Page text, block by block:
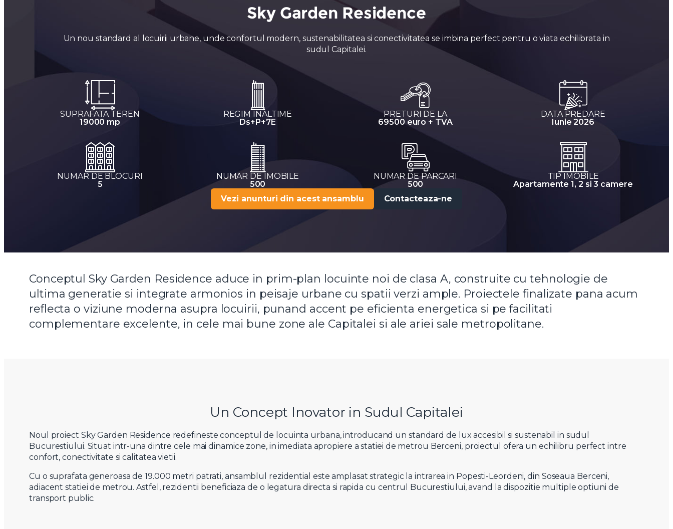
Sky Garden Residence
Un nou standard al locuirii urbane, unde confortul modern, sustenabilitatea si conectivitatea se imbina perfect pentru o viata echilibrata in
sudul Capitalei.
SUPRAFATA TEREN
19000 mp
REGIM INALTIME
Ds+P+7E
PRETURI DE LA
69500 euro + TVA
DATA PREDARE
Iunie 2026
NUMAR DE BLOCURI
5
NUMAR DE IMOBILE
500
NUMAR DE PARCARI
500
TIP IMOBILE
Apartamente 1, 2 si 3 camere
Vezi anunturi din acest ansamblu
Contacteaza-ne
Conceptul Sky Garden Residence aduce in prim-plan locuinte noi de clasa A, construite cu tehnologie de
ultima generatie si integrate armonios in peisaje urbane cu spatii verzi ample. Proiectele finalizate pana acum
reflecta o viziune moderna asupra locuirii, punand accent pe eficienta energetica si pe facilitati
complementare excelente, in cele mai bune zone ale Capitalei si ale ariei sale metropolitane.
Un Concept Inovator in Sudul Capitalei
Noul proiect Sky Garden Residence redefineste conceptul de locuinta urbana, introducand un standard de lux accesibil si sustenabil in sudul
Bucurestiului. Situat intr-una dintre cele mai dinamice zone, in imediata apropiere a statiei de metrou Berceni, proiectul ofera un echilibru perfect intre
confort, conectivitate si calitatea vietii.
Cu o suprafata generoasa de 19.000 metri patrati, ansamblul rezidential este amplasat strategic la intrarea in Popesti-Leordeni, din Soseaua Berceni,
adiacent statiei de metrou. Astfel, rezidentii beneficiaza de o legatura directa si rapida cu centrul Bucurestiului, avand la dispozitie multiple optiuni de
transport public.